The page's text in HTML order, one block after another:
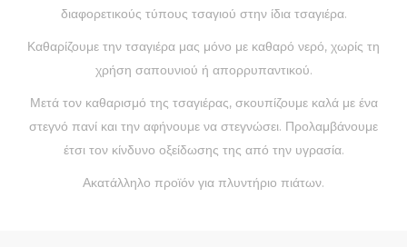
διαφορετικούς τύπους τσαγιού στην ίδια τσαγιέρα.
Καθαρίζουμε την τσαγιέρα μας μόνο με καθαρό νερό, χωρίς τη
χρήση σαπουνιού ή απορρυπαντικού.
Μετά τον καθαρισμό της τσαγιέρας, σκουπίζουμε καλά με ένα
στεγνό πανί και την αφήνουμε να στεγνώσει. Προλαμβάνουμε
έτσι τον κίνδυνο οξείδωσης της από την υγρασία.
Ακατάλληλο προϊόν για πλυντήριο πιάτων.